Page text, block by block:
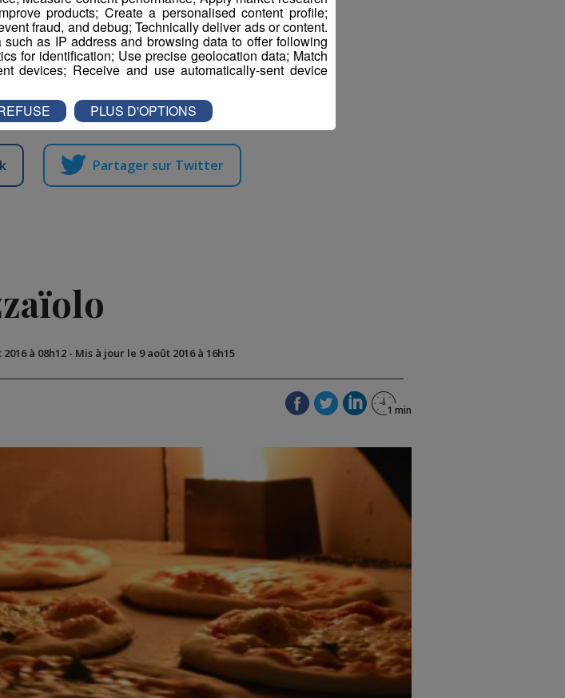
depuis l'offre d'emploi
Partager sur Twitter
2016 à 08h12 - Mis à jour le 9 août 2016 à 16h15
products; Create a personalised content profile;
fraud, and debug; Technically deliver ads or content.
as IP address and browsing data to offer following
for identification; Use precise geolocation data; Match
devices; Receive and use automatically-sent device
PLUS D'OPTIONS